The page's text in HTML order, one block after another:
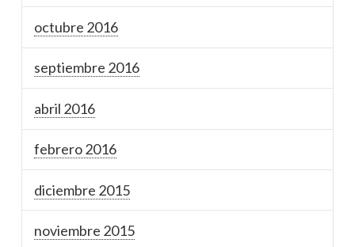
octubre 2016
septiembre 2016
abril 2016
febrero 2016
diciembre 2015
noviembre 2015